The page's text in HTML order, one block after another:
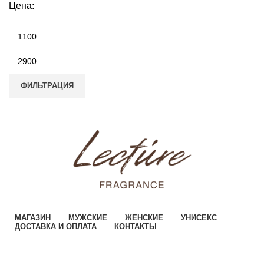
Цена:
ФИЛЬТРАЦИЯ
МАГАЗИН МУЖСКИЕ ЖЕНСКИЕ
УНИСЕКС
ДОСТАВКА И ОПЛАТА
КОНТАКТЫ